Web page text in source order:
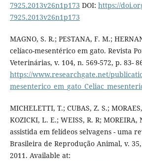
7925.2013v26n1p173 DOI: https://
7925.2013v26n1p173
MAGNO, S. R.; PESTANA, F. M.;
celíaco-mesentérico em gato. Revista
Veterinárias, v. 104, n. 569-572, p. 83-
https://www.researchgate.net/
MICHELETTI, T.; CUBAS, Z. S.;
KOZICKI, L. E.; WEISS, R. R;
assistida em felídeos selvagens - uma
Brasileira de Reprodução Animal, v.
2011. Available at: